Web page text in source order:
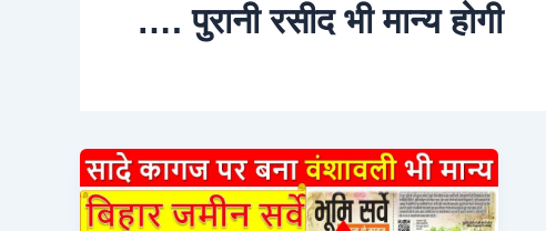
…. पुरानी रसीद भी मान्य होगी